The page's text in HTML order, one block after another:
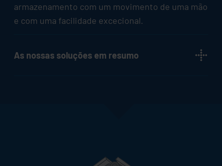
armazenamento com um movimento de uma mão
e com uma facilidade excecional.
As nossas soluções em resumo